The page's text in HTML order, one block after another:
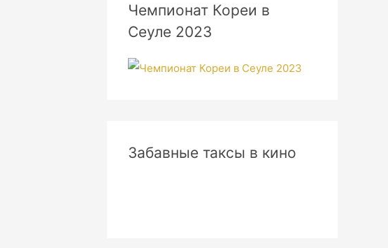
Чемпионат Кореи в
Сеуле 2023
Забавные таксы в кино